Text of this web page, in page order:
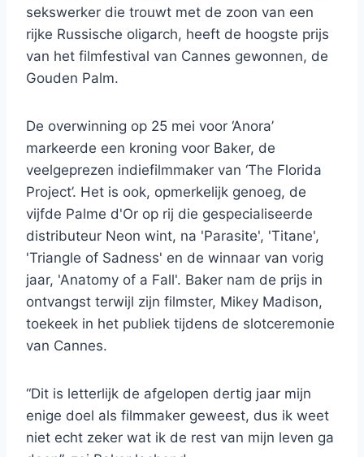
sekswerker die trouwt met de zoon van een
rijke Russische oligarch, heeft de hoogste prijs
van het filmfestival van Cannes gewonnen, de
Gouden Palm.
De overwinning op 25 mei voor ‘Anora’
markeerde een kroning voor Baker, de
veelgeprezen indiefilmmaker van ‘The Florida
Project’. Het is ook, opmerkelijk genoeg, de
vijfde Palme d'Or op rij die gespecialiseerde
distributeur Neon wint, na 'Parasite', 'Titane',
'Triangle of Sadness' en de winnaar van vorig
jaar, 'Anatomy of a Fall'. Baker nam de prijs in
ontvangst terwijl zijn filmster, Mikey Madison,
toekeek in het publiek tijdens de slotceremonie
van Cannes.
“Dit is letterlijk de afgelopen dertig jaar mijn
enige doel als filmmaker geweest, dus ik weet
niet echt zeker wat ik de rest van mijn leven ga